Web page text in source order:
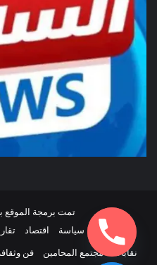
تمت برمجة الموقع
أخبار مصر
سياسة اقتصاد
نقابات
مجتمع المحامين فن